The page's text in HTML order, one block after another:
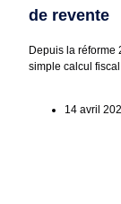
de revente
Depuis la réforme
simple calcul
14 avril